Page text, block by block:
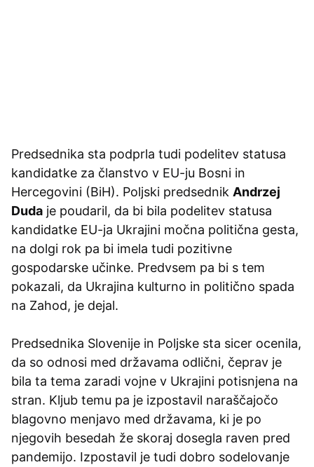
Predsednika sta podprla tudi podelitev statusa
kandidatke za članstvo v EU-ju Bosni in
Hercegovini (BiH). Poljski predsednik Andrzej
Duda je poudaril, da bi bila podelitev statusa
kandidatke EU-ja Ukrajini močna politična gesta,
na dolgi rok pa bi imela tudi pozitivne
gospodarske učinke. Predvsem pa bi s tem
pokazali, da Ukrajina kulturno in politično spada
na Zahod, je dejal.
Predsednika Slovenije in Poljske sta sicer ocenila,
da so odnosi med državama odlični, čeprav je
bila ta tema zaradi vojne v Ukrajini potisnjena na
stran. Kljub temu pa je izpostavil naraščajočo
blagovno menjavo med državama, ki je po
njegovih besedah že skoraj dosegla raven pred
pandemijo. Izpostavil je tudi dobro sodelovanje